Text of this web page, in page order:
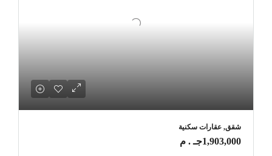
شقق, عقارات سكنية
1,903,000جـ . م